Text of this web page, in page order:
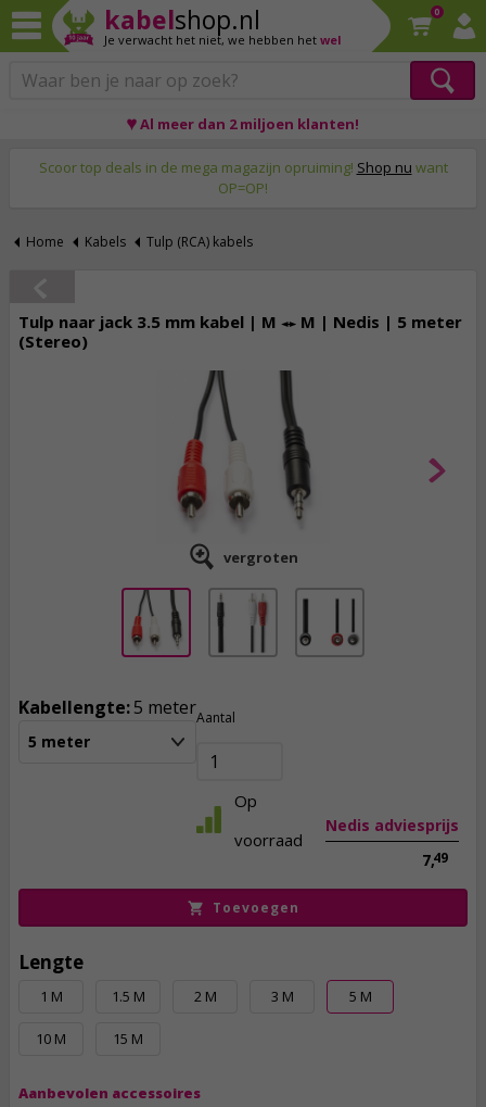
kabelshop.nl
Je verwacht het niet, we hebben het wel
0
♥ Al meer dan 2 miljoen klanten!
Scoor top deals in de mega magazijn opruiming! Shop nu want
OP=OP!
Home Kabels Tulp (RCA) kabels
Tulp naar jack 3.5 mm kabel | M ↔ M | Nedis | 5 meter
(Stereo)
vergroten
Nedis adviesprijs
7,49
Kabellengte:5 meter
5 meter
Aantal
Op
voorraad
Toevoegen
Lengte
1 M 1.5 M 2 M 3 M 5 M
10 M 15 M
Aanbevolen accessoires